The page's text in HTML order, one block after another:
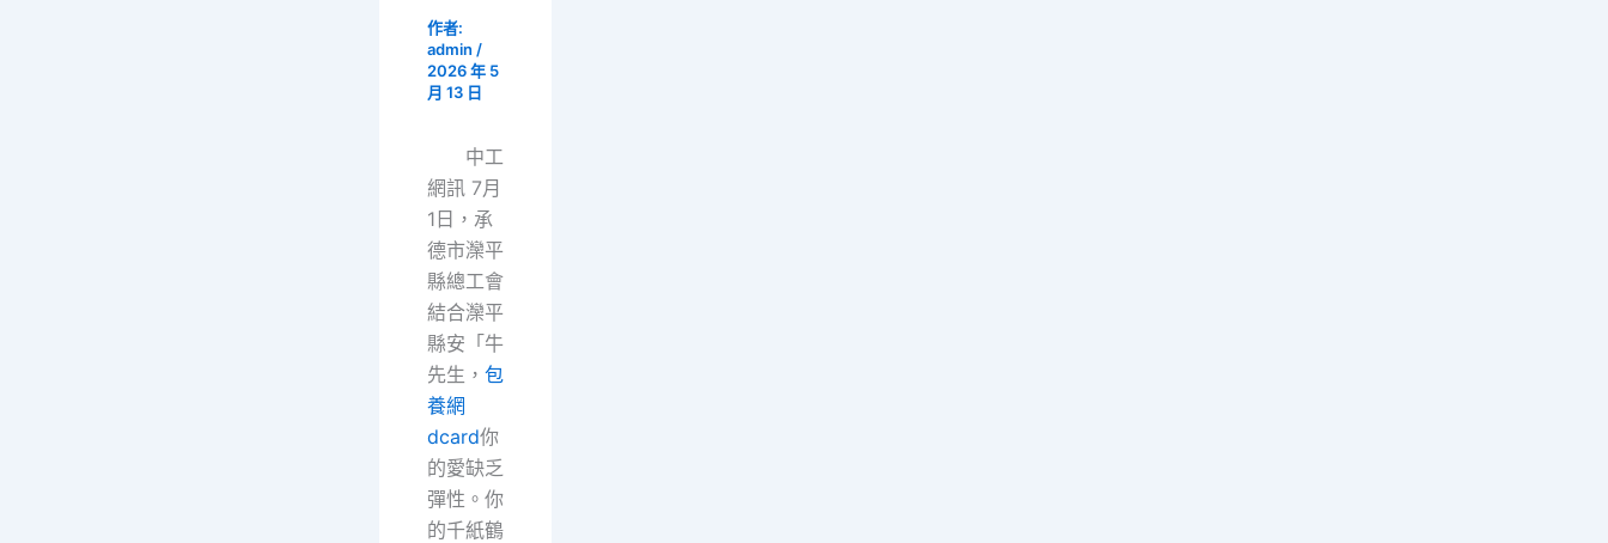
作者:
admin /
2026 年 5
月 13 日
中工
網訊 7月
1日，承
德市灤平
縣總工會
結合灤平
縣安「牛
先生， 包
養網
dcard你
的愛缺乏
彈性。你
的千紙鶴